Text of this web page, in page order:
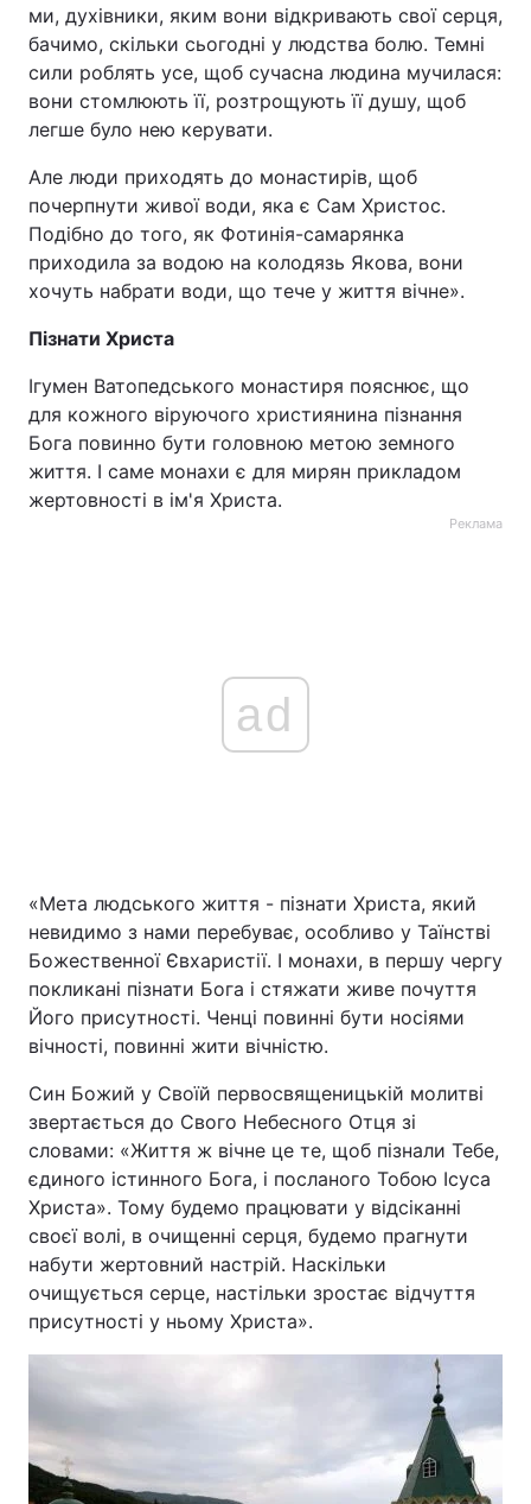
Відео з Youtube Статті
Інтерв'ю Думки
Архів
Контакти
Послуги
Тема оформлення
ми, духівники, яким вони відкривають свої серця,
бачимо, скільки сьогодні у людства болю. Темні
сили роблять усе, щоб сучасна людина мучилася:
вони стомлюють її, розтрощують її душу, щоб
легше було нею керувати.
Але люди приходять до монастирів, щоб
почерпнути живої води, яка є Сам Христос.
Подібно до того, як Фотинія-самарянка
приходила за водою на колодязь Якова, вони
хочуть набрати води, що тече у життя вічне».
Пізнати Христа
Ігумен Ватопедського монастиря пояснює, що
для кожного віруючого християнина пізнання
Бога повинно бути головною метою земного
життя. І саме монахи є для мирян прикладом
жертовності в ім'я Христа.
Реклама
ad
«Мета людського життя - пізнати Христа, який
невидимо з нами перебуває, особливо у Таїнстві
Божественної Євхаристії. І монахи, в першу чергу
покликані пізнати Бога і стяжати живе почуття
Його присутності. Ченці повинні бути носіями
вічності, повинні жити вічністю.
Син Божий у Своїй первосвященицькій молитві
звертається до Свого Небесного Отця зі
словами: «Життя ж вічне це те, щоб пізнали Тебе,
єдиного істинного Бога, і посланого Тобою Ісуса
Христа». Тому будемо працювати у відсіканні
своєї волі, в очищенні серця, будемо прагнути
набути жертовний настрій. Наскільки
очищується серце, настільки зростає відчуття
присутності у ньому Христа».